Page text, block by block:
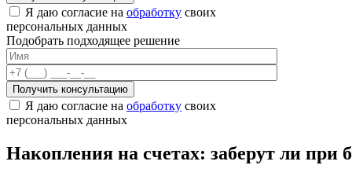
Я даю согласие на обработку своих
персональных данных
Подобрать подходящее решение
Я даю согласие на обработку своих
персональных данных
Накопления на счетах: заберут ли при